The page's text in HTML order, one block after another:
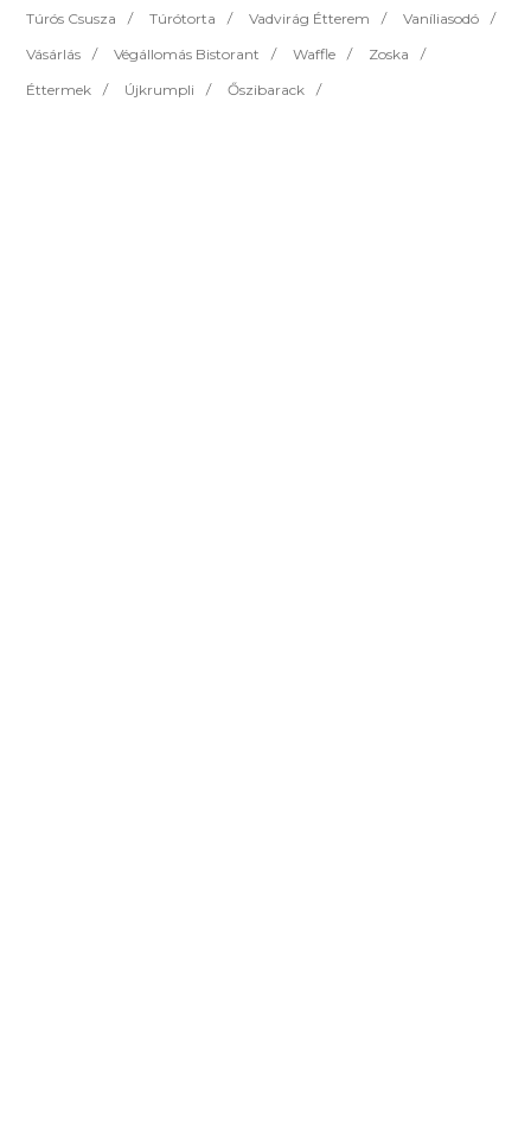
Túrós Csusza
Túrótorta Vadvirág Étterem
Vaníliasodó
Vásárlás
Végállomás Bistorant Waffle
Zoska
Éttermek
Újkrumpli Őszibarack